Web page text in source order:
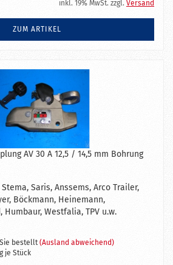
inkl. 19% MwSt. zzgl. Versand
ZUM ARTIKEL
AV 30 A 12,5 / 14,5 mm Bohrung
Saris, Anssems, Arco Trailer,
Böckmann, Heinemann,
Humbaur, Westfalia, TPV u.w.
bestellt (Ausland abweichend)
je Stück